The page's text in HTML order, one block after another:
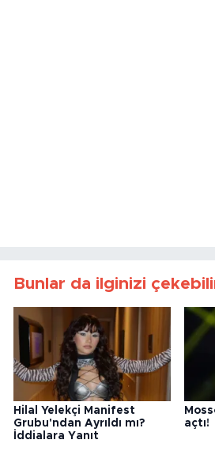
Bunlar da ilginizi
Hilal Yelekçi Manifest
Grubu'ndan Ayrıldı mı?
İddialara Yanıt
açtı!